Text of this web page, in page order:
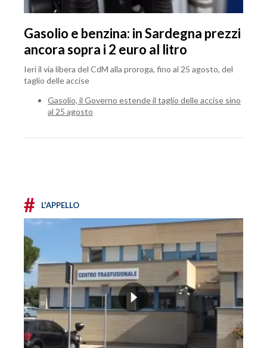
Gasolio e benzina: in Sardegna prezzi
ancora sopra i 2 euro al litro
Ieri il via libera del CdM alla proroga, fino al 25 agosto, del
taglio delle accise
Gasolio, il Governo estende il taglio delle accise sino
al 25 agosto
# L'APPELLO